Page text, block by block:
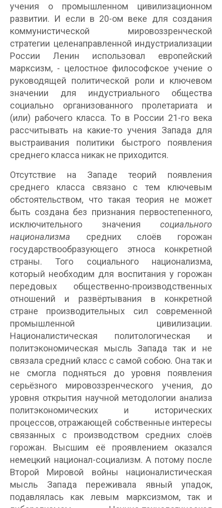
учения о промышленном цивилизационном
развитии. И если в 20-ом веке для создания
коммунистической мировоззренческой
стратегии целенаправленной индустриализации
России Ленин использовал европейский
марксизм, - целостное философское учение о
руководящей политической роли и ключевом
значении для индустриального общества
социально организованного пролетариата и
(или) рабочего класса. То в России 21-го века
рассчитывать на какие-то учения Запада для
выстраивания политики быстрого появления
среднего класса никак не приходится.
Отсутствие на Западе теорий появления
среднего класса связано с тем ключевым
обстоятельством, что такая теория не может
быть создана без признания первостепенного,
исключительного значения социального
национализма средних слоёв горожан
государствообразующего этноса конкретной
страны. Того социального национализма,
который необходим для воспитания у горожан
передовых общественно-производственных
отношений и развёртывания в конкретной
стране производительных сил современной
промышленной цивилизации.
Националистическая политологическая и
политэкономическая мысль Запада так и не
связала средний класс с самой собою. Она так и
не смогла подняться до уровня появления
серьёзного мировоззренческого учения, до
уровня открытия научной методологии анализа
политэкономических и исторических
процессов, отражающей собственные интересы
связанных с производством средних слоёв
горожан. Высшим её проявлением оказался
немецкий национал-социализм. А потому после
Второй Мировой войны националистическая
мысль Запада переживала явный упадок,
подавлялась как левым марксизмом, так и